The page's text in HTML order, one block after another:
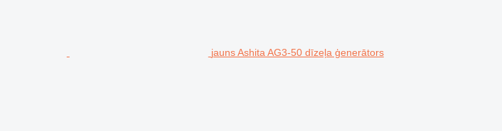
jauns Ashita AG3-50 dīzeļa ģenerātors